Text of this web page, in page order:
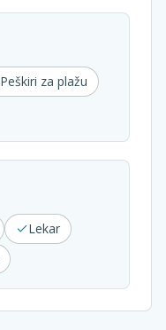
Peškiri za plažu
Lekar